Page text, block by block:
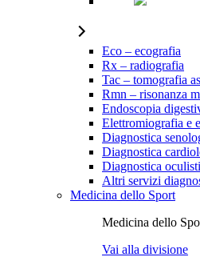
Eco – ecografia
Rx – radiografia
Tac – tomografia
Rmn – risonanza
Endoscopia
Elettromiografia e
Diagnostica
Diagnostica
Diagnostica
Altri servizi
Medicina dello Sport
Medicina dello
Vai alla divisione